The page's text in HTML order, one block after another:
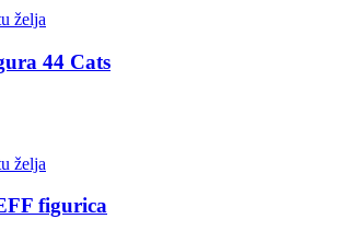
želja
44 Cats
želja
figurica